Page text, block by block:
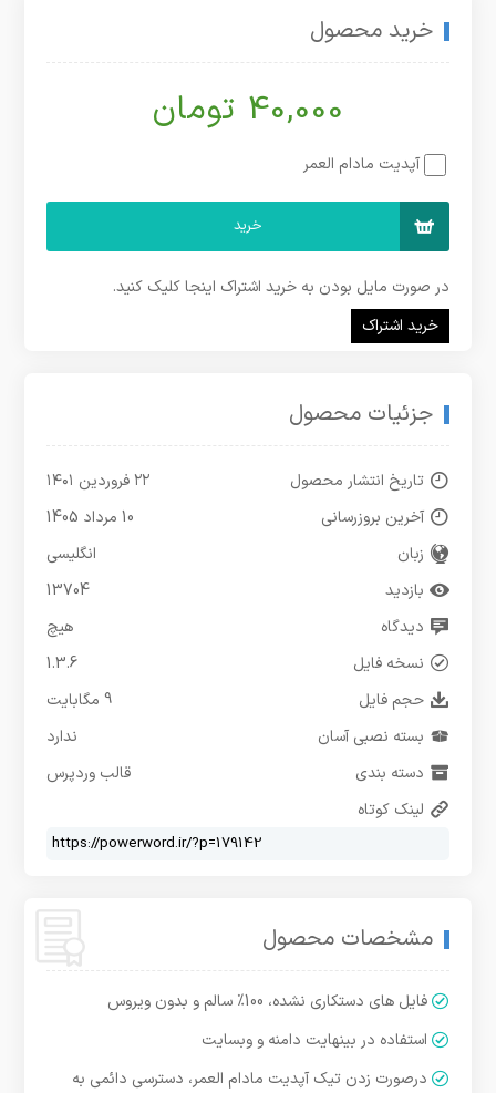
خرید محصول
40,000 تومان
آپدیت مادام العمر
خرید
در صورت مایل بودن به خرید اشتراک اینجا کلیک کنید.
خرید اشتراک
جزئیات محصول
تاریخ انتشار محصول
۲۲ فروردین ۱۴۰۱
آخرین بروزرسانی
10 مرداد 1405
زبان
انگلیسی
بازدید
13704
دیدگاه
هیچ
نسخه فایل
1.3.6
حجم فایل
9 مگابایت
بسته نصبی آسان
ندارد
دسته بندی
قالب وردپرس
لینک کوتاه
مشخصات محصول
فایل های دستکاری نشده، 100% سالم و بدون ویروس
استفاده در بینهایت دامنه و وبسایت
درصورت زدن تیک آپدیت مادام العمر، دسترسی دائمی به